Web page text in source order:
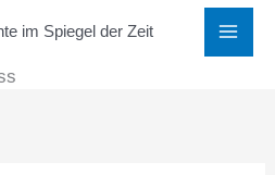
im Spiegel der Zeit